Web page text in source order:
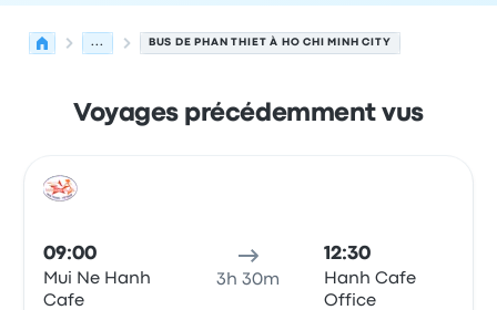
... BUS DE PHAN THIET À HO CHI MINH CITY
Voyages précédemment vus
09:00
Mui Ne Hanh
Cafe
3h 30m
12:30
Hanh Cafe
Office